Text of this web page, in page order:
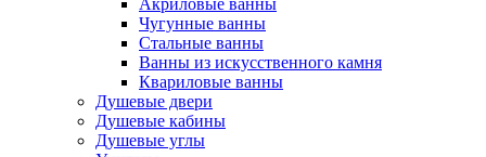
Акриловые ванны
Чугунные ванны
Стальные ванны
Ванны из искусственного камня
Квариловые ванны
Душевые двери
Душевые кабины
Душевые углы